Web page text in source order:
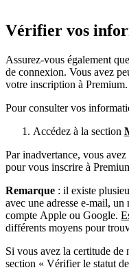
Vérifier vos
Assurez-vous également
de connexion. Vous avez
votre inscription à Premium.
Pour consulter vos
Accédez à la section
Par inadvertance, vous
pour vous inscrire à
Remarque : il existe
avec une adresse e-mail,
compte Apple ou Google.
différents moyens pour
Si vous avez la certitude de
section « Vérifier le statut